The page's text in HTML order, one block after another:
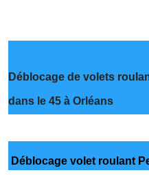
Déblocage de volets
dans le 45 à Orléans
Déblocage volet roulant